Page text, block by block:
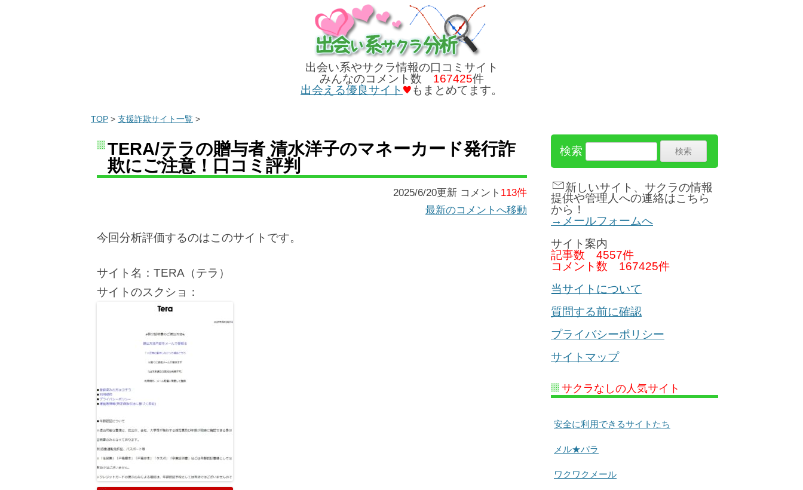
出会い系やサクラ情報の口コミサイト
みんなのコメント数 167425件
出会える優良サイト
もまとめてます。
TOP > 支援詐欺サイト一覧 >
TERA/テラの贈与者 清水洋子のマネーカード発行詐
欺にご注意！口コミ評判
2025/6/20更新 コメント 113件
最新のコメントへ移動
今回分析評価するのはこのサイトです。
サイト名：TERA（テラ）
サイトのスクショ：
検索
新しいサイト、サクラの情報
提供や管理人への連絡はこちら
から！
→メールフォームへ
サイト案内
記事数 4557件
コメント数 167425件
当サイトについて
質問する前に確認
プライバシーポリシー
サイトマップ
サクラなしの人気サイト
安全に利用できるサイトたち
メル★パラ
ワクワクメール